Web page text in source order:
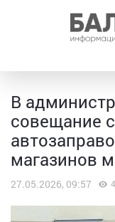
В
совещание
магазинов
27.05.2026, 09:57